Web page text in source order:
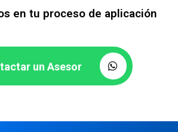
en tu proceso de aplicación
un Asesor